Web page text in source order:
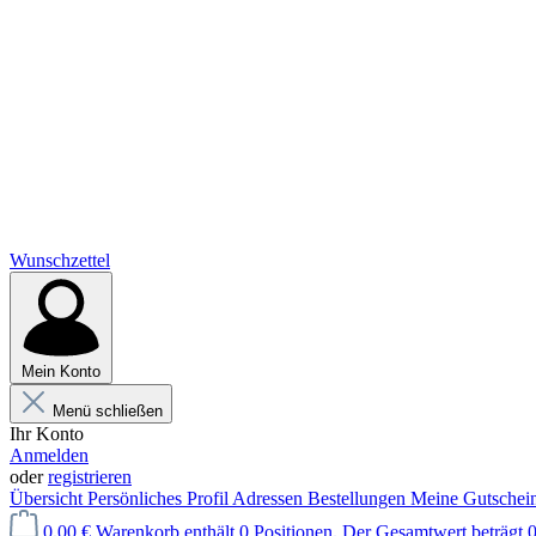
Wunschzettel
Mein Konto
Menü schließen
Ihr Konto
Anmelden
oderregistrieren
Übersicht Persönliches Profil Adressen Bestellungen Meine
0,00 € Warenkorb enthält 0 Positionen. Der Gesamtwert beträgt